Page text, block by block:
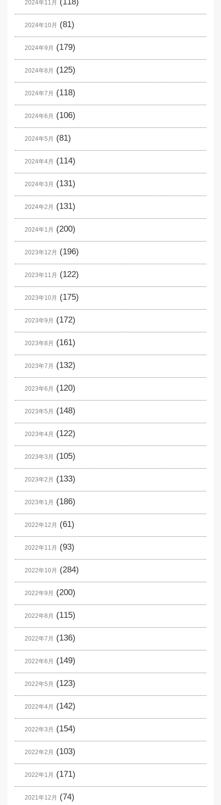
2024年11月
2024年10月 (81)
2024年9月 (179)
2024年8月 (125)
2024年7月 (118)
2024年6月 (106)
2024年5月 (81)
2024年4月 (114)
2024年3月 (131)
2024年2月 (131)
2024年1月 (200)
2023年12月 (196)
2023年11月 (122)
2023年10月 (175)
2023年9月 (172)
2023年8月 (161)
2023年7月 (132)
2023年6月 (120)
2023年5月 (148)
2023年4月 (122)
2023年3月 (105)
2023年2月 (133)
2023年1月 (186)
2022年12月 (61)
2022年11月 (93)
2022年10月 (284)
2022年9月 (200)
2022年8月 (115)
2022年7月 (136)
2022年6月 (149)
2022年5月 (123)
2022年4月 (142)
2022年3月 (154)
2022年2月 (103)
2022年1月 (171)
2021年12月 (74)